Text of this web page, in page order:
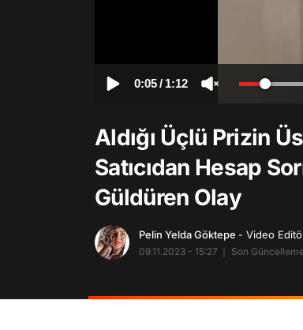
0:05/ 1:12
Aldığı Üçlü Prizin
Satıcıdan Hesap
Güldüren Olay
Pelin Yelda Göktepe - Video
09.11.2023 - 15:27 Son